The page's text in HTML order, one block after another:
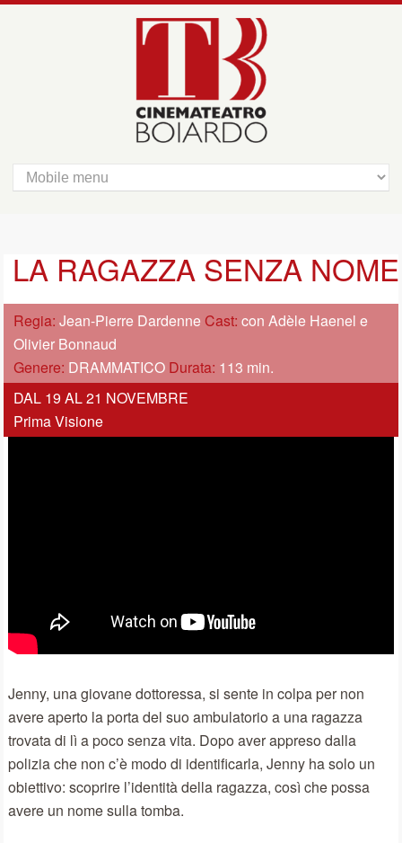
LA RAGAZZA SENZA NOME
Regia:Jean-Pierre Dardenne Cast:con Adèle Haenel e
Olivier Bonnaud
Genere: DRAMMATICO Durata: 113 min.
DAL 19 AL 21 NOVEMBRE
Prima Visione
Jenny, una giovane dottoressa, si sente in colpa per non
avere aperto la porta del suo ambulatorio a una ragazza
trovata di lì a poco senza vita. Dopo aver appreso dalla
polizia che non c’è modo di identificarla, Jenny ha solo un
obiettivo: scoprire l’identità della ragazza, così che possa
avere un nome sulla tomba.